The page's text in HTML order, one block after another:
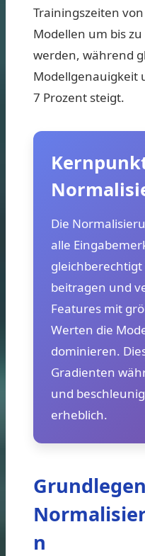
Trainingszeiten
Modellen um bis
werden, während
Modellgenauigkeit
7 Prozent steigt.
Die
alle
beitragen und
Features mit
Werten die
dominieren.
Gradienten
und
erheblich.
n